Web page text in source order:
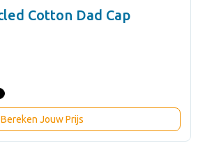
Cotton Dad Cap
Bereken Jouw Prijs